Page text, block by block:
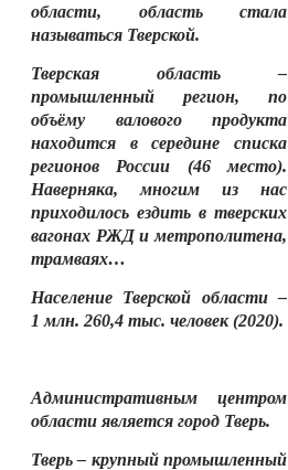
области, область стала
называться Тверской.
Тверская область –
промышленный регион, по
объёму валового продукта
находится в середине списка
регионов России (46 место).
Наверняка, многим из нас
приходилось ездить в тверских
вагонах РЖД и метрополитена,
трамваях…
Население Тверской области –
1 млн. 260,4 тыс. человек (2020).
Административным центром
области является город Тверь.
Тверь – крупный промышленный